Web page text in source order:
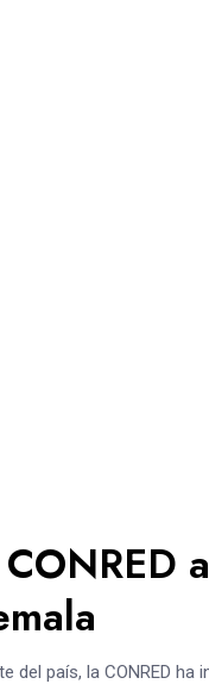
país, la CONRED